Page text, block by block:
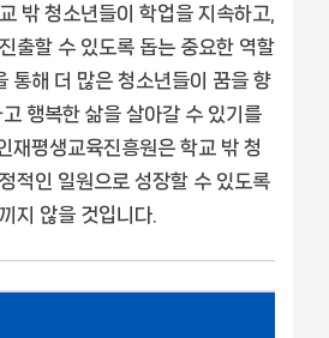
밖 청소년들이 학업을 지속하고,
출할 수 있도록 돕는 중요한 역할
통해 더 많은 청소년들이 꿈을 향
행복한 삶을 살아갈 수 있기를
재평생교육진흥원은 학교 밖 청
적인 일원으로 성장할 수 있도록
지 않을 것입니다.